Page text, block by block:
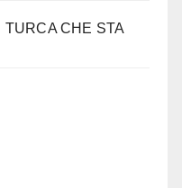
TURCA CHE STA